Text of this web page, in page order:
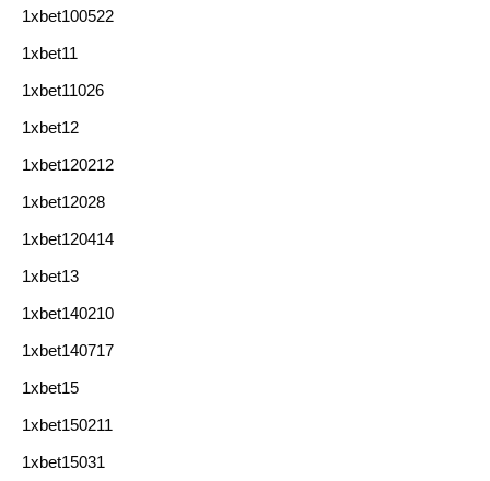
1xbet100522
1xbet11
1xbet11026
1xbet12
1xbet120212
1xbet12028
1xbet120414
1xbet13
1xbet140210
1xbet140717
1xbet15
1xbet150211
1xbet15031